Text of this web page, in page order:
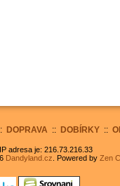
DOPRAVA :: DOBÍRKY::
adresa je: 216.73.216.33
Dandyland.cz . Powered by Zen